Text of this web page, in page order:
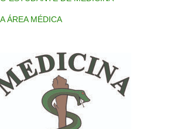
ÁREA MÉDICA